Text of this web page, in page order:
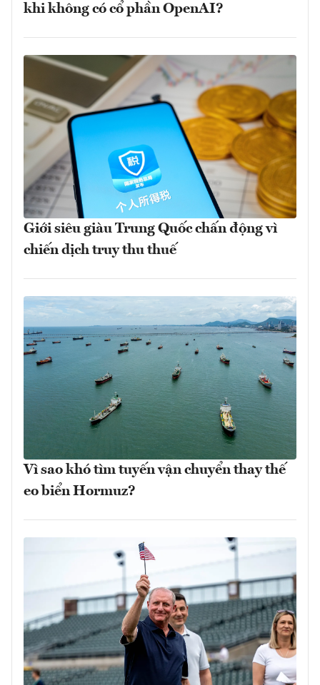
khi không có cổ phần OpenAI?
Giới siêu giàu Trung Quốc chấn động vì
chiến dịch truy thu thuế
Vì sao khó tìm tuyến vận chuyển thay thế
eo biển Hormuz?